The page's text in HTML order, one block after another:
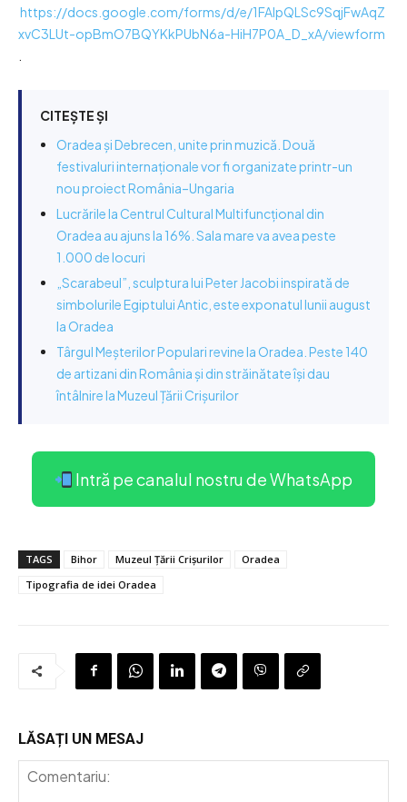
https://docs.google.com/forms/d/e/1FAIpQLSc9SqjFwAqZ
xvC3LUt-opBmO7BQYKkPUbN6a-HiH7P0A_D_xA/viewform
CITEȘTE ȘI
Oradea și Debrecen, unite prin muzică. Două
festivaluri internaționale vor fi organizate printr-un
nou proiect România–Ungaria
Lucrările la Centrul Cultural Multifuncțional din
Oradea au ajuns la 16%. Sala mare va avea peste
1.000 de locuri
„Scarabeul”, sculptura lui Peter Jacobi inspirată de
simbolurile Egiptului Antic, este exponatul lunii august
la Oradea
Târgul Meșterilor Populari revine la Oradea. Peste 140
de artizani din România și din străinătate își dau
întâlnire la Muzeul Țării Crișurilor
Intră pe canalul nostru de WhatsApp
TAGS Bihor Muzeul Țării Crișurilor
Oradea
Tipografia de idei Oradea
LĂSAȚI UN MESAJ